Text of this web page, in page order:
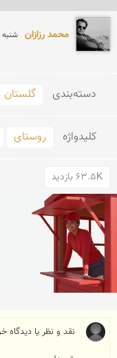
محمد رزازان شنبه 9 اسفند 1393 | 12 سال پیش
دسته‌بندی گلستان
کلید‌واژه روستای
63.5K بازدید